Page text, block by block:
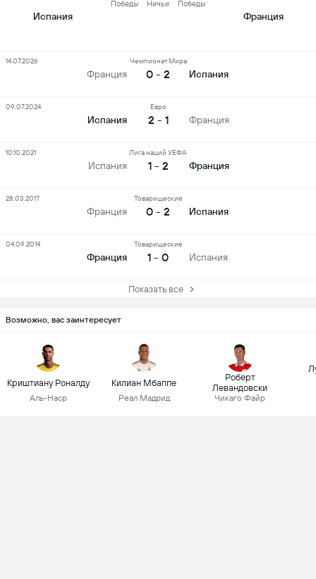
Испания
Победы Ничьи Победы
Франция
Франция
Чемпионат Мира
0 - 2 Испания
14.07.2026
Испания
Евро
2 - 1 Франция
09.07.2024
Испания
Лига наций УЕФА
1 - 2 Франция
10.10.2021
Франция
Товарищеские
0 - 2 Испания
28.03.2017
Франция
Товарищеские
1 - 0 Испания
04.09.2014
Показать все
Возможно, вас заинтересует
Криштиану Роналду
Аль-Наср
Килиан Мбаппе
Реал Мадрид
Роберт
Левандовски
Чикаго Файр